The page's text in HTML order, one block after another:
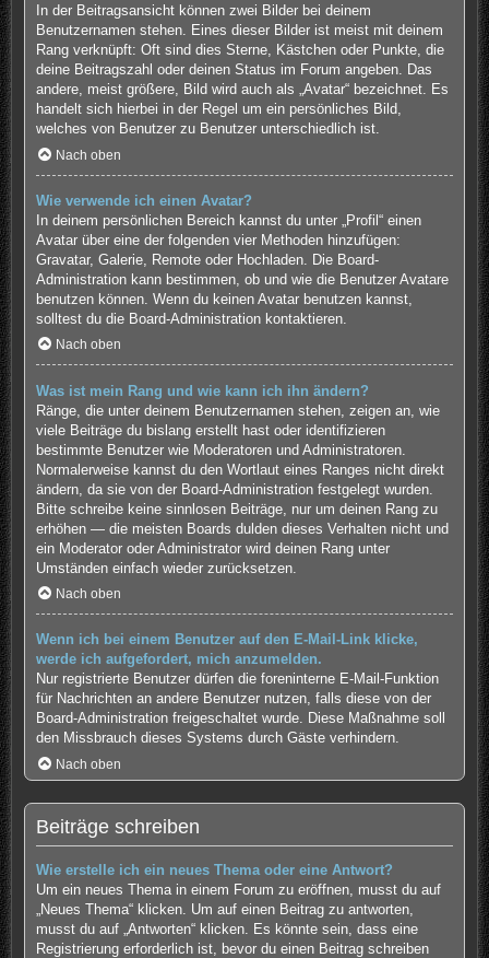
In der Beitragsansicht können zwei Bilder bei deinem
Benutzernamen stehen. Eines dieser Bilder ist meist mit deinem
Rang verknüpft: Oft sind dies Sterne, Kästchen oder Punkte, die
deine Beitragszahl oder deinen Status im Forum angeben. Das
andere, meist größere, Bild wird auch als „Avatar“ bezeichnet. Es
handelt sich hierbei in der Regel um ein persönliches Bild,
welches von Benutzer zu Benutzer unterschiedlich ist.
Nach oben
Wie verwende ich einen Avatar?
In deinem persönlichen Bereich kannst du unter „Profil“ einen
Avatar über eine der folgenden vier Methoden hinzufügen:
Gravatar, Galerie, Remote oder Hochladen. Die Board-
Administration kann bestimmen, ob und wie die Benutzer Avatare
benutzen können. Wenn du keinen Avatar benutzen kannst,
solltest du die Board-Administration kontaktieren.
Nach oben
Was ist mein Rang und wie kann ich ihn ändern?
Ränge, die unter deinem Benutzernamen stehen, zeigen an, wie
viele Beiträge du bislang erstellt hast oder identifizieren
bestimmte Benutzer wie Moderatoren und Administratoren.
Normalerweise kannst du den Wortlaut eines Ranges nicht direkt
ändern, da sie von der Board-Administration festgelegt wurden.
Bitte schreibe keine sinnlosen Beiträge, nur um deinen Rang zu
erhöhen — die meisten Boards dulden dieses Verhalten nicht und
ein Moderator oder Administrator wird deinen Rang unter
Umständen einfach wieder zurücksetzen.
Nach oben
Wenn ich bei einem Benutzer auf den E-Mail-Link klicke,
werde ich aufgefordert, mich anzumelden.
Nur registrierte Benutzer dürfen die foreninterne E-Mail-Funktion
für Nachrichten an andere Benutzer nutzen, falls diese von der
Board-Administration freigeschaltet wurde. Diese Maßnahme soll
den Missbrauch dieses Systems durch Gäste verhindern.
Nach oben
Beiträge schreiben
Wie erstelle ich ein neues Thema oder eine Antwort?
Um ein neues Thema in einem Forum zu eröffnen, musst du auf
„Neues Thema“ klicken. Um auf einen Beitrag zu antworten,
musst du auf „Antworten“ klicken. Es könnte sein, dass eine
Registrierung erforderlich ist, bevor du einen Beitrag schreiben